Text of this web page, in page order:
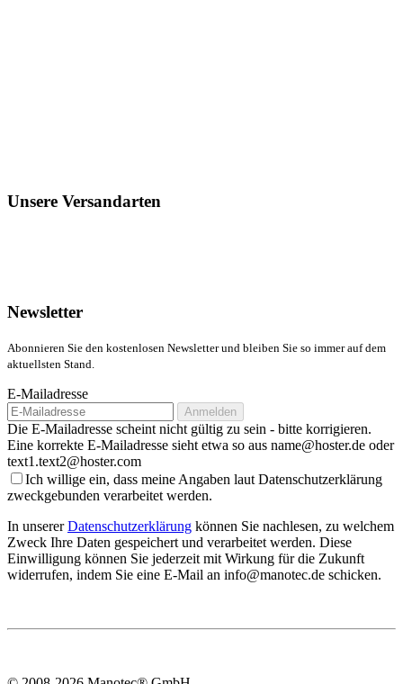
Unsere Versandarten
Newsletter
Abonnieren Sie den kostenlosen Newsletter und bleiben Sie so immer auf dem
aktuellsten Stand.
E-Mailadresse
Anmelden
Die E-Mailadresse scheint nicht gültig zu sein - bitte korrigieren.
Eine korrekte E-Mailadresse sieht etwa so aus name@hoster.de oder
text1.text2@hoster.com
Ich willige ein, dass meine Angaben laut Datenschutzerklärung
zweckgebunden verarbeitet werden.
In unsererDatenschutzerklärung können Sie nachlesen, zu welchem
Zweck Ihre Daten gespeichert und verarbeitet werden. Diese
Einwilligung können Sie jederzeit mit Wirkung für die Zukunft
widerrufen, indem Sie eine E-Mail an info@manotec.de schicken.